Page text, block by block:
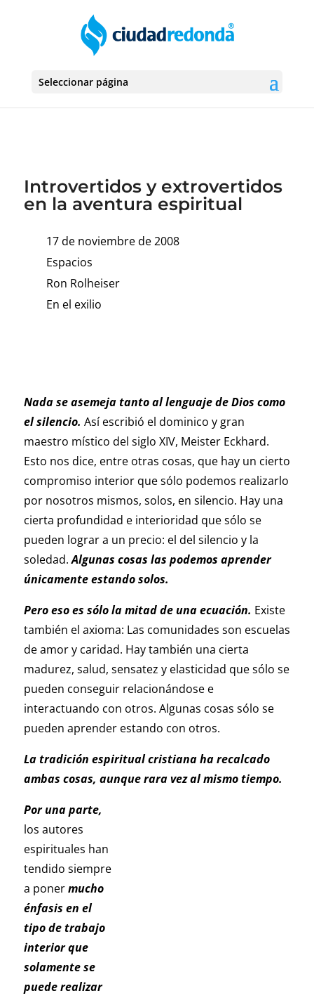
Seleccionar página
Introvertidos y extrovertidos
en la aventura espiritual
17 de noviembre de 2008
Espacios
Ron Rolheiser
En el exilio
Nada se asemeja tanto al lenguaje de Dios como
el silencio. Así escribió el dominico y gran
maestro místico del siglo XIV, Meister Eckhard.
Esto nos dice, entre otras cosas, que hay un cierto
compromiso interior que sólo podemos realizarlo
por nosotros mismos, solos, en silencio. Hay una
cierta profundidad e interioridad que sólo se
pueden lograr a un precio: el del silencio y la
soledad.Algunas cosas las podemos aprender
únicamente estando solos.
Pero eso es sólo la mitad de una ecuación. Existe
también el axioma: Las comunidades son escuelas
de amor y caridad. Hay también una cierta
madurez, salud, sensatez y elasticidad que sólo se
pueden conseguir relacionándose e
interactuando con otros. Algunas cosas sólo se
pueden aprender estando con otros.
La tradición espiritual cristiana ha recalcado
ambas cosas, aunque rara vez al mismo tiempo.
Por una parte,
los autores
espirituales han
tendido siempre
a ponermucho
énfasis en el
tipo de trabajo
interior que
solamente se
puede realizar